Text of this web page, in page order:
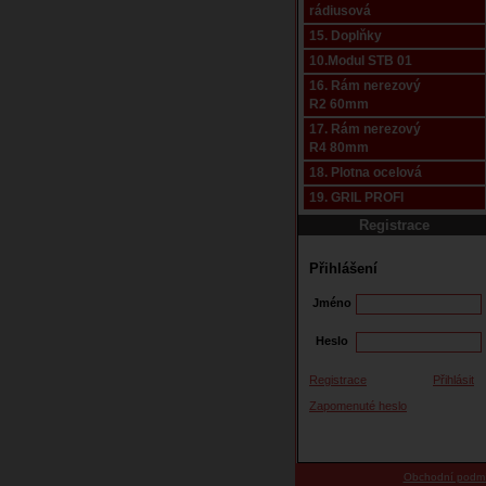
rádiusová
15. Doplňky
10.Modul STB 01
16. Rám nerezový
R2 60mm
17. Rám nerezový
R4 80mm
18. Plotna ocelová
19. GRIL PROFI
Registrace
Přihlášení
Jméno
Heslo
Registrace
Přihlásit
Zapomenuté heslo
Obchodní